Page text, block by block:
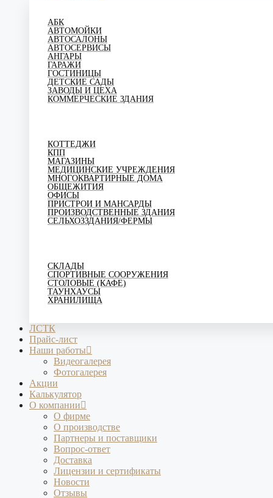
АБК
АВТОМОЙКИ
АВТОСАЛОНЫ
АВТОСЕРВИСЫ
АНГАРЫ
ГАРАЖИ
ГОСТИНИЦЫ
ДЕТСКИЕ САДЫ
ЗАВОДЫ И ЦЕХА
КОММЕРЧЕСКИЕ ЗДАНИЯ
КОТТЕДЖИ
КПП
МАГАЗИНЫ
МЕДИЦИНСКИЕ УЧРЕЖДЕНИЯ
МНОГОКВАРТИРНЫЕ ДОМА
ОБЩЕЖИТИЯ
ОФИСЫ
ПРИСТРОИ И МАНСАРДЫ
ПРОИЗВОДСТВЕННЫЕ ЗДАНИЯ
СЕЛЬХОЗЗДАНИЯ/ФЕРМЫ
СКЛАДЫ
СПОРТИВНЫЕ СООРУЖЕНИЯ
СТОЛОВЫЕ (КАФЕ)
ТАУНХАУСЫ
ХРАНИЛИЩА
ЛСТК
Прайс-лист
Наши работы
Видеогалерея
Фотогалерея
Акции
Калькулятор
О компании
О фирме
О производстве
Партнеры и поставщики
Вопрос-ответ
Доставка
Лицензии и сертификаты
Новости
Отзывы